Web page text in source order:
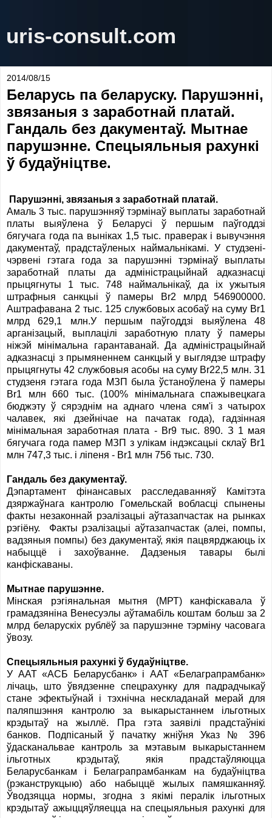
uris-consult.com
2014/08/15
Беларусь па беларуску. Парушэнні,
звязаныя з заработнай платай.
Гандаль без дакументаў. Мытнае
парушэнне. Спецыяльныя рахункі
ў будаўніцтве.
Парушэнні, звязаныя з заработнай платай.
Амаль 3 тыс. парушэнняў тэрмінаў выплаты заработнай
платы выяўлена ў Беларусі ў першым паўгоддзі
бягучага года па выніках 1,5 тыс. праверак і вывучэння
дакументаў, прадстаўленых наймальнікамі. У студзені-
чэрвені гэтага года за парушэнні тэрмінаў выплаты
заработнай платы да адміністрацыйнай адказнасці
прыцягнуты 1 тыс. 748 наймальнікаў, да іх ужытыя
штрафныя санкцыі ў памеры Br2 млрд 546900000.
Аштрафавана 2 тыс. 125 службовых асобаў на суму Br1
млрд 629,1 млн.У першым паўгоддзі выяўлена 48
арганізацый, выплацілі заработную плату ў памеры
ніжэй мінімальна гарантаванай. Да адміністрацыйнай
адказнасці з прымяненнем санкцый у выглядзе штрафу
прыцягнуты 42 службовыя асобы на суму Br22,5 млн. З1
студзеня гэтага года МЗП была ўстаноўлена ў памеры
Br1 млн 660 тыс. (100% мінімальнага спажывецкага
бюджэту ў сярэднім на аднаго члена сям'і з чатырох
чалавек, які дзейнічае на пачатак года), гадзінная
мінімальная заработная плата - Br9 тыс. 890. З 1 мая
бягучага года памер МЗП з улікам індэксацыі склаў Br1
млн 747,3 тыс. і ліпеня - Br1 млн 756 тыс. 730.
Гандаль без дакументаў.
Дэпартамент фінансавых расследаванняў Камітэта
дзяржаўнага кантролю Гомельскай вобласці спынены
факты незаконнай рэалізацыі аўтазапчастак на рынках
рэгіёну. Факты рэалізацыі аўтазапчастак (алеі, помпы,
вадзяныя помпы) без дакументаў, якія пацвярджаюць іх
набыццё і захоўванне. Дадзеныя тавары былі
канфіскаваны.
Мытнае парушэнне.
Мінская рэгіянальная мытня (МРТ) канфіскавала ў
грамадзяніна Венесуэлы аўтамабіль коштам больш за 2
млрд беларускіх рублёў за парушэнне тэрміну часовага
ўвозу.
Спецыяльныя рахункі ў будаўніцтве.
У ААТ «АСБ Беларусбанк» і ААТ «Белаграпрамбанк»
лічаць, што ўвядзенне спецрахунку для падрадчыкаў
стане эфектыўнай і тэхнічна нескладанай мерай для
паляпшэння кантролю за выкарыстаннем ільготных
крэдытаў на жыллё. Пра гэта заявілі прадстаўнікі
банков. Подпісаный ў пачатку жніўня Указ № 396
ўдасканальвае кантроль за мэтавым выкарыстаннем
ільготных крэдытаў, якія прадстаўляюцца
Беларусбанкам і Белаграпрамбанкам на будаўніцтва
(рэканструкцыю) або набыццё жылых памяшканняў.
Ўводзяцца нормы, згодна з якімі пералік ільготных
крэдытаў ажыццяўляецца на спецыяльныя рахункі для